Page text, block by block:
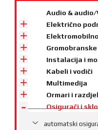
Audio &
Električno
Instalacija i
Kabeli i vodiči
Multimedija
Ormari i
Osigurači i
automatski